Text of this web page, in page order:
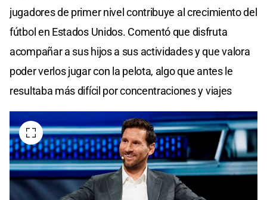
jugadores de primer nivel contribuye al crecimiento del
fútbol en Estados Unidos. Comentó que disfruta
acompañar a sus hijos a sus actividades y que valora
poder verlos jugar con la pelota, algo que antes le
resultaba más difícil por concentraciones y viajes